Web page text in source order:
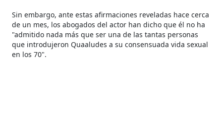
Sin embargo, ante estas afirmaciones reveladas hace cerca
de un mes, los abogados del actor han dicho que él no ha
"admitido nada más que ser una de las tantas personas
que introdujeron Quaaludes a su consensuada vida sexual
en los 70".